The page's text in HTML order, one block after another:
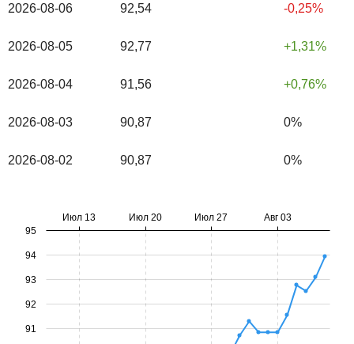
2026-08-06 92,54 -0,25%
2026-08-05 92,77 1,31%
2026-08-04 91,56 0,76%
2026-08-03 90,87 0%
2026-08-02 90,87 0%
Июл 13 Июл 20 Июл 27 Авг 03
91
92
93
94
95